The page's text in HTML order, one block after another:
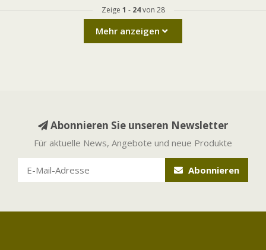
Zeige 1 - 24von 28
Mehr anzeigen
Abonnieren Sie unseren Newsletter
Für aktuelle News, Angebote und neue Produkte
Abonnieren